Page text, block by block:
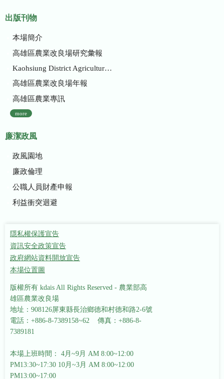
出版刊物
本場簡介
高雄區農業改良場研究彙報
Kaohsiung District Agricultural Research and Extension Station
高雄區農業改良場年報
高雄區農業專訊
more
廉潔政風
政風園地
廉政倫理
公職人員財產申報
利益衝突迴避
隱私權保護宣告
資訊安全政策宣告
政府網站資料開放宣告
本場位置圖
版權所有 kdais All Rights Reserved - 農業部高
雄區農業改良場
地址：908126屏東縣長治鄉德和村德和路2-6號
電話：+886-8-7389158~62 傳真：+886-8-
7389181
本場上班時間： 4月~9月 AM 8:00~12:00
PM13:30~17:30 10月~3月 AM 8:00~12:00
PM13:00~17:00